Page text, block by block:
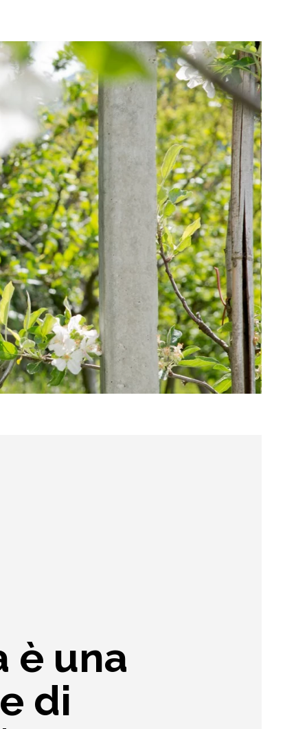
è una
di